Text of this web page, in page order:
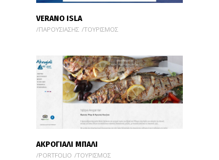
VERANO ISLA
ΠΑΡΟΥΣΙΑΣΗΣ ΤΟΥΡΙΣΜΟΣ
ΑΚΡΟΓΙΑΛΙ ΜΠΑΛΙ
PORTFOLIO ΤΟΥΡΙΣΜΟΣ